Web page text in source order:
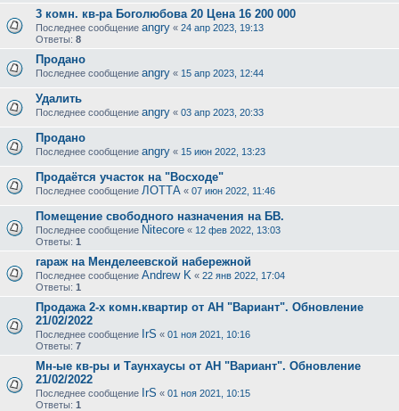
3 комн. кв-ра Боголюбова 20 Цена 16 200 000
Последнее сообщение angry « 24 апр 2023, 19:13
Ответы: 8
Продано
Последнее сообщение angry « 15 апр 2023, 12:44
Удалить
Последнее сообщение angry « 03 апр 2023, 20:33
Продано
Последнее сообщение angry « 15 июн 2022, 13:23
Продаётся участок на "Восходе"
Последнее сообщение ЛОТТА « 07 июн 2022, 11:46
Помещение свободного назначения на БВ.
Последнее сообщение Nitecore « 12 фев 2022, 13:03
Ответы: 1
гараж на Менделеевской набережной
Последнее сообщение Andrew K « 22 янв 2022, 17:04
Ответы: 1
Продажа 2-х комн.квартир от АН "Вариант". Обновление
21/02/2022
Последнее сообщение IrS « 01 ноя 2021, 10:16
Ответы: 7
Мн-ые кв-ры и Таунхаусы от АН "Вариант". Обновление
21/02/2022
Последнее сообщение IrS « 01 ноя 2021, 10:15
Ответы: 1